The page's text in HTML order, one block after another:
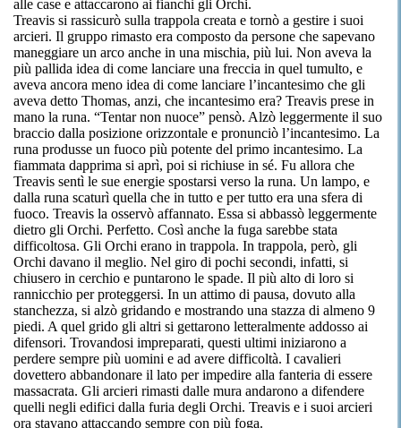
alle case e attaccarono ai fianchi gli Orchi.
Treavis si rassicurò sulla trappola creata e tornò a gestire i suoi
arcieri. Il gruppo rimasto era composto da persone che sapevano
maneggiare un arco anche in una mischia, più lui. Non aveva la
più pallida idea di come lanciare una freccia in quel tumulto, e
aveva ancora meno idea di come lanciare l’incantesimo che gli
aveva detto Thomas, anzi, che incantesimo era? Treavis prese in
mano la runa. “Tentar non nuoce” pensò. Alzò leggermente il suo
braccio dalla posizione orizzontale e pronunciò l’incantesimo. La
runa produsse un fuoco più potente del primo incantesimo. La
fiammata dapprima si aprì, poi si richiuse in sé. Fu allora che
Treavis sentì le sue energie spostarsi verso la runa. Un lampo, e
dalla runa scaturì quella che in tutto e per tutto era una sfera di
fuoco. Treavis la osservò affannato. Essa si abbassò leggermente
dietro gli Orchi. Perfetto. Così anche la fuga sarebbe stata
difficoltosa. Gli Orchi erano in trappola. In trappola, però, gli
Orchi davano il meglio. Nel giro di pochi secondi, infatti, si
chiusero in cerchio e puntarono le spade. Il più alto di loro si
rannicchio per proteggersi. In un attimo di pausa, dovuto alla
stanchezza, si alzò gridando e mostrando una stazza di almeno 9
piedi. A quel grido gli altri si gettarono letteralmente addosso ai
difensori. Trovandosi impreparati, questi ultimi iniziarono a
perdere sempre più uomini e ad avere difficoltà. I cavalieri
dovettero abbandonare il lato per impedire alla fanteria di essere
massacrata. Gli arcieri rimasti dalle mura andarono a difendere
quelli negli edifici dalla furia degli Orchi. Treavis e i suoi arcieri
ora stavano attaccando sempre con più foga.